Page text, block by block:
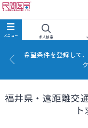
求人検索
希望条件を登録して
福井県・遠距離交